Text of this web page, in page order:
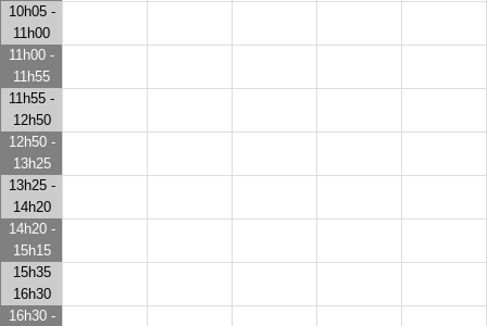
10h05 -
11h00
11h00 -
11h55
11h55 -
12h50
12h50 -
13h25
13h25 -
14h20
14h20 -
15h15
15h35
16h30
16h30 -